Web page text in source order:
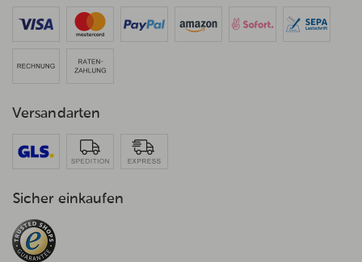
Versandarten
Sicher einkaufen